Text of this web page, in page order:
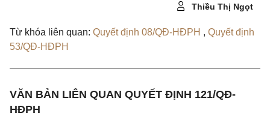
Thiều Thị Ngọt
Từ khóa liên quan: Quyết định 08/QĐ-HĐPH , Quyết định
53/QĐ-HĐPH
VĂN BẢN LIÊN QUAN QUYẾT ĐỊNH 121/QĐ-
HĐPH